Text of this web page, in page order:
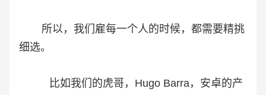
所以，我们雇每一个人的时候，都需要精挑
细选。
比如我们的虎哥，Hugo Barra，安卓的产